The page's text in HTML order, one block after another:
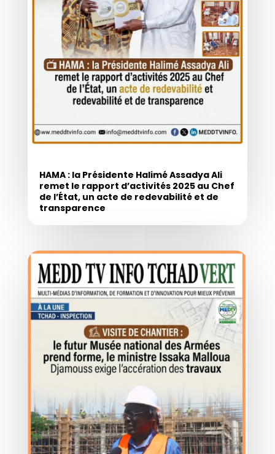
HAMA : la Présidente Halimé Assadya Ali
remet le rapport d’activités 2025 au Chef
de l’État, un acte de redevabilité et de
transparence